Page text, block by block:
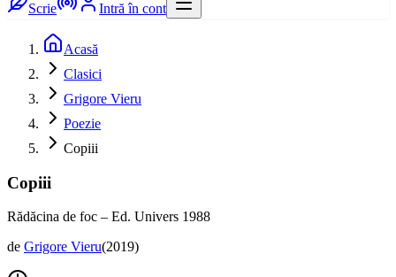
Scrie Intră în cont
Acasă
Clasici
Grigore Vieru
Poezie
Copiii
Copiii
Rădăcina de foc – Ed. Univers 1988
de Grigore Vieru(2019)